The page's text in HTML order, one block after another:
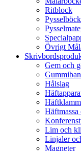
Ritblock
Övrigt
Gem och
Hålslag
Lim och
Linjaler
Magneter